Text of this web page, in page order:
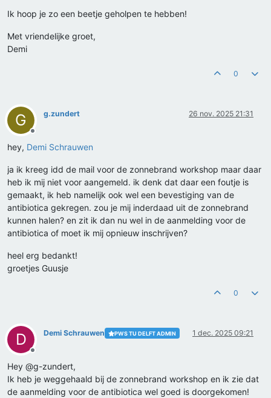
Ik hoop je zo een beetje geholpen te hebben!
Met vriendelijke groet,
Demi
0
G
Offline
g.zundert 26 nov. 2025 21:31
hey, Demi Schrauwen
ja ik kreeg idd de mail voor de zonnebrand workshop maar daar
heb ik mij niet voor aangemeld. ik denk dat daar een foutje is
gemaakt, ik heb namelijk ook wel een bevestiging van de
antibiotica gekregen. zou je mij inderdaad uit de zonnebrand
kunnen halen? en zit ik dan nu wel in de aanmelding voor de
antibiotica of moet ik mij opnieuw inschrijven?
heel erg bedankt!
groetjes Guusje
0
D
Offline
Demi Schrauwen PWS TU DELFT ADMIN 1 dec. 2025 09:21
Hey @g-zundert,
Ik heb je weggehaald bij de zonnebrand workshop en ik zie dat
de aanmelding voor de antibiotica wel goed is doorgekomen!